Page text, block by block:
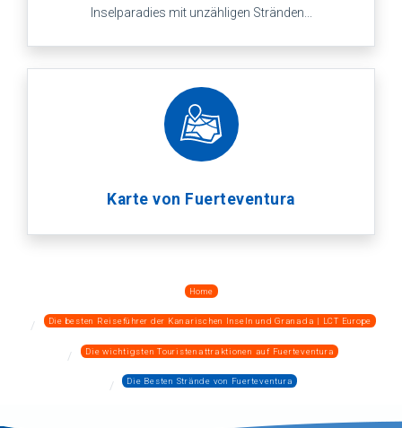
Inselparadies mit unzähligen Stränden...
Karte von Fuerteventura
Home
Die besten Reiseführer der Kanarischen Inseln und Granada | LCT Europe
Die wichtigsten Touristenattraktionen auf Fuerteventura
Die Besten Strände von Fuerteventura